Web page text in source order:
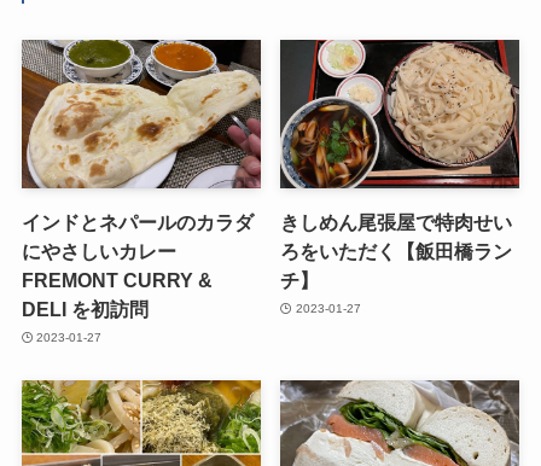
インドとネパールのカラダ
にやさしいカレー
FREMONT CURRY &
DELI を初訪問
2023-01-27
きしめん尾張屋で特肉せい
ろをいただく【飯田橋ラン
チ】
2023-01-27